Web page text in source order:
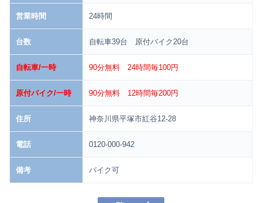
営業時間 24時間
台数 自転車39台 原付バイク20台
自転車/一時 90分無料 24時間毎100円
原付バイク/一時 90分無料 12時間毎200円
住所 神奈川県平塚市紅谷12-28
電話 0120-000-942
備考 バイク可